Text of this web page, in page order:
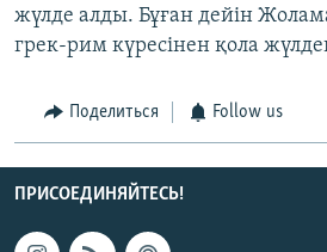
жүлде алды. Бұған дейін
грек-рим күресінен қола
Поделиться Follow us
ПРИСОЕДИНЯЙТЕСЬ!